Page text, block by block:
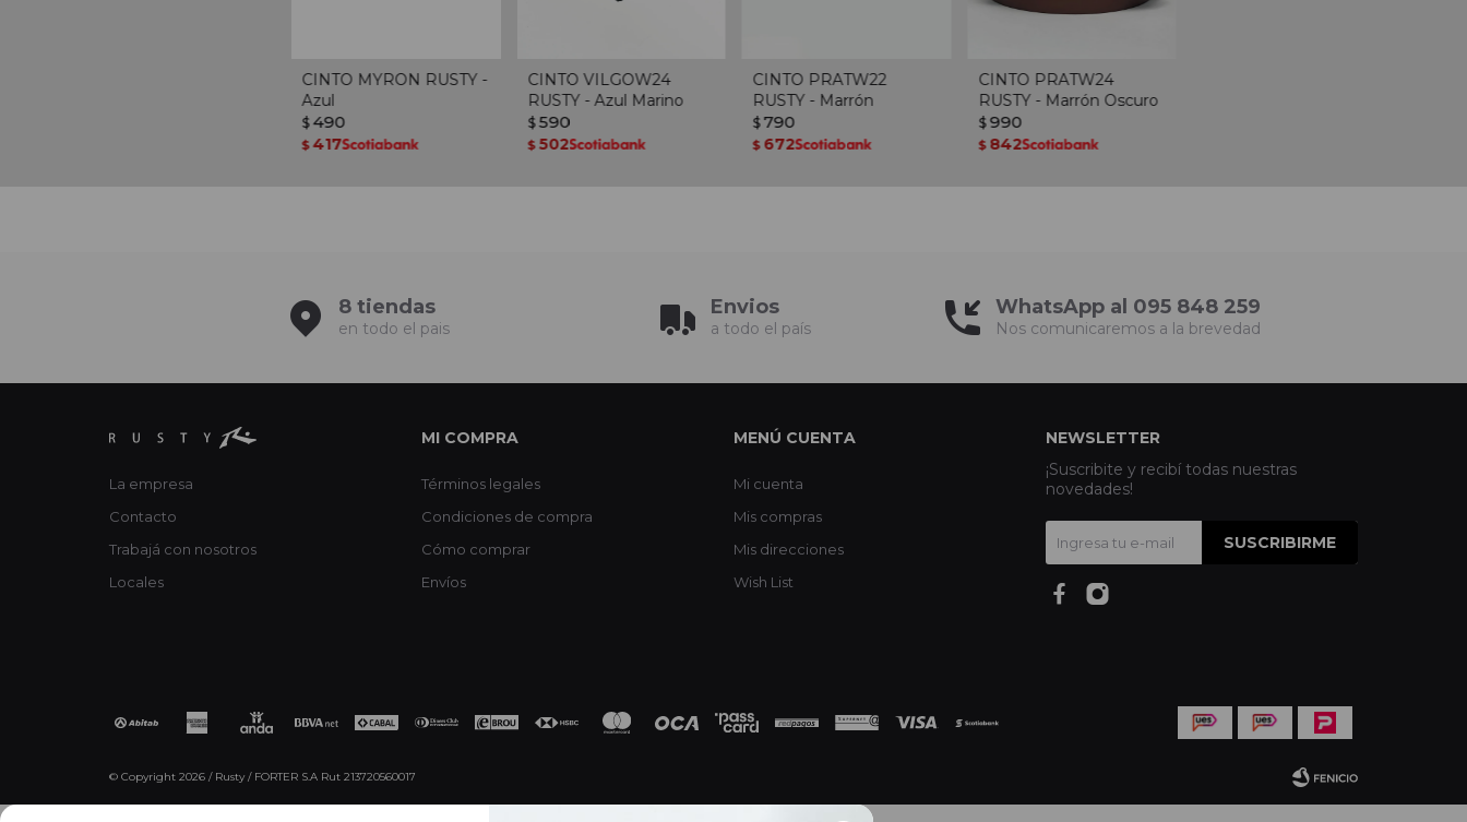
CINTO MYRON RUSTY -
Azul
$ 490
$ 417
CINTO VILGOW24
RUSTY - Azul Marino
$ 590
$ 502
CINTO PRATW22
RUSTY - Marrón
$ 790
$ 672
CINTO PRATW24
RUSTY - Marrón Oscuro
$ 990
$ 842
8 tiendas
en todo el pais
Envios
a todo el país
WhatsApp al 095 848 259
Nos comunicaremos a la brevedad
La empresa
Contacto
Trabajá con nosotros
Locales
MI COMPRA
Términos legales
Condiciones de compra
Cómo comprar
Envíos
MENÚ CUENTA
Mi cuenta
Mis compras
Mis direcciones
Wish List
NEWSLETTER
¡Suscribite y recibí todas nuestras
novedades!
SUSCRIBIRME
© Copyright 2026 / Rusty / FORTER S.A Rut 213720560017